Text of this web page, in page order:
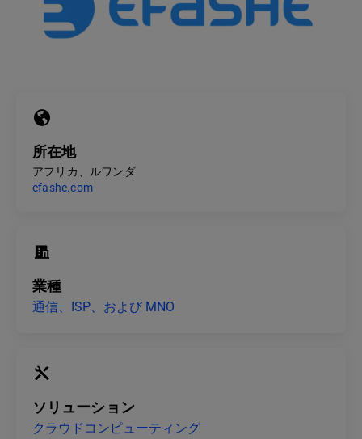
所在地
アフリカ、ルワンダ
efashe.com
業種
通信、ISP、および MNO
ソリューション
クラウドコンピューティング